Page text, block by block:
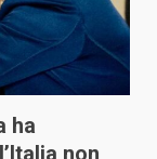
ha
non